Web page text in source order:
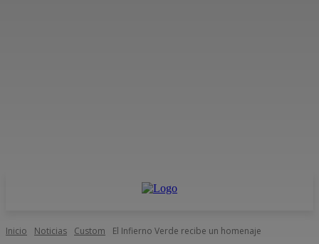
Inicio Noticias Custom El Infierno Verde recibe un homenaje